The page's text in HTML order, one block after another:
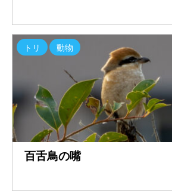
トリ 動物
百舌鳥の嘴